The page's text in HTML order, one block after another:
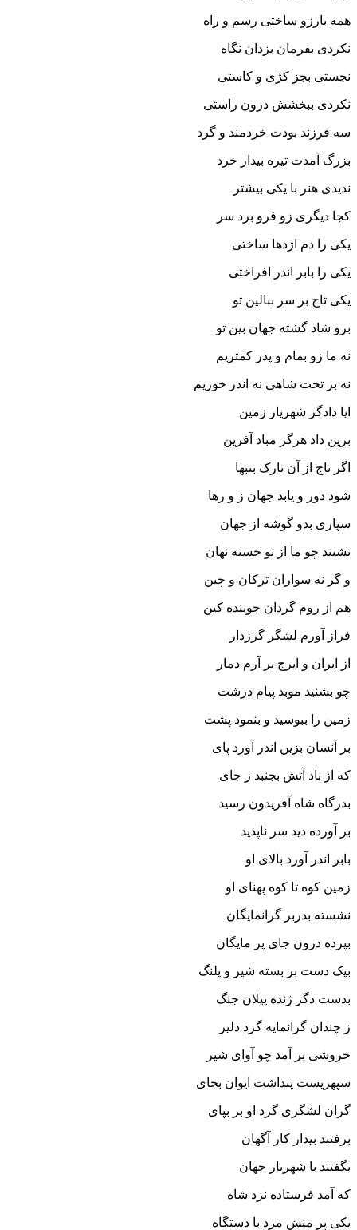
همه بارزو ساختى رسم و راه
نکردى بفرمان یزدان نگاه‏
نجستى بجز کژى و کاستى
نکردى ببخشش درون راستى‏
سه فرزند بودت خردمند و گرد
بزرگ آمدت تیره بیدار خرد
ندیدى هنر با یکى بیشتر
کجا دیگرى زو فرو برد سر
یکى را دم اژدها ساختى
یکى را بابر اندر افراختى‏
یکى تاج بر سر ببالین تو
برو شاد گشته جهان بین تو
نه ما زو بمام و پدر کمتریم
نه بر تخت شاهى نه اندر خوریم‏
ایا دادگر شهریار زمین
برین داد هرگز مباد آفرین‏
اگر تاج از آن تارک بى‏بها
شود دور و یابد جهان ز و رها
سپارى بدو گوشه از جهان
نشیند چو ما از تو خسته نهان‏
و گر نه سواران ترکان و چین
هم از روم گردان جوینده کین‏
فراز آورم لشگر گرزدار
از ایران و ایرج بر آرم دمار
چو بشنید موبد پیام درشت
زمین را ببوسید و بنمود پشت‏
بر آنسان بزین اندر آورد پاى
که از باد آتش بجنبد ز جاى‏
بدرگاه شاه آفریدون رسید
بر آورده دید سر ناپدید
بابر اندر آورد بالاى او
زمین کوه تا کوه پهناى او
نشسته بدربر گرانمایگان
بپرده درون جاى پر مایگان‏
بیک دست بر بسته شیر و پلنگ
بدست دگر ژنده پیلان جنگ‏
ز چندان گرانمایه گرد دلیر
خروشى بر آمد چو آواى شیر
سپهریست پنداشت ایوان بجاى
گران لشگرى گرد او بر بپاى‏
برفتند بیدار کار آگهان
بگفتند با شهریار جهان‏
که آمد فرستاده نزد شاه
یکى پر منش مرد با دستگاه‏